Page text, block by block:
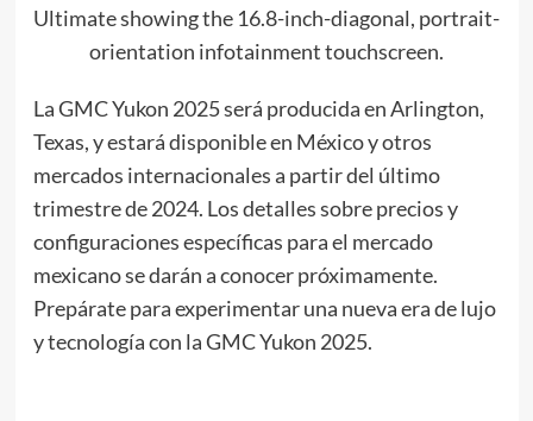
Ultimate showing the 16.8-inch-diagonal, portrait-
orientation infotainment touchscreen.
La GMC Yukon 2025 será producida en Arlington,
Texas, y estará disponible en México y otros
mercados internacionales a partir del último
trimestre de 2024. Los detalles sobre precios y
configuraciones específicas para el mercado
mexicano se darán a conocer próximamente.
Prepárate para experimentar una nueva era de lujo
y tecnología con la GMC Yukon 2025.